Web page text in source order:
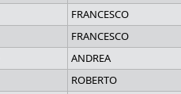
FRANCESCO
FRANCESCO
ANDREA
ROBERTO